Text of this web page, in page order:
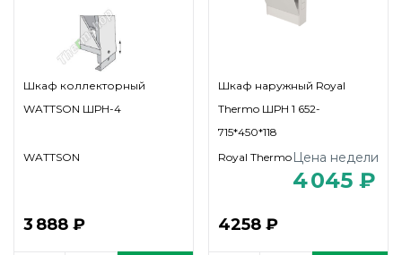
Шкаф коллекторный
WATTSON ШРН-4
WATTSON
3 888 ₽
Шкаф наружный Royal
Thermo ШРН 1 652-
715*450*118
Royal Thermo Цена недели
4 045 ₽
4258 ₽